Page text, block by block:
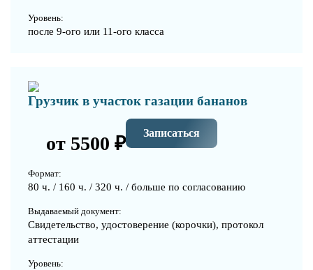
Уровень:
после 9-ого или 11-ого класса
Грузчик в участок газации бананов
от 5500 ₽ Записаться
Формат:
80 ч. / 160 ч. / 320 ч. / больше по согласованию
Выдаваемый документ:
Свидетельство, удостоверение (корочки), протокол
аттестации
Уровень: